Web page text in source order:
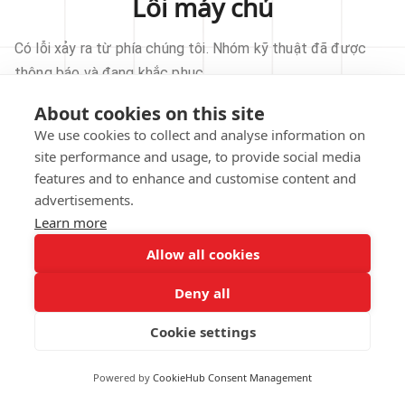
About cookies on this site
We use cookies to collect and analyse information on
site performance and usage, to provide social media
features and to enhance and customise content and
advertisements.
Learn more
Allow all cookies
Deny all
Cookie settings
Powered by CookieHub Consent Management
Lỗi máy chủ
Có lỗi xảy ra từ phía chúng tôi. Nhóm kỹ thuật đã được
thông báo và đang khắc phục.
THỬ LẠI
VỀ TRANG CHỦ
notified.